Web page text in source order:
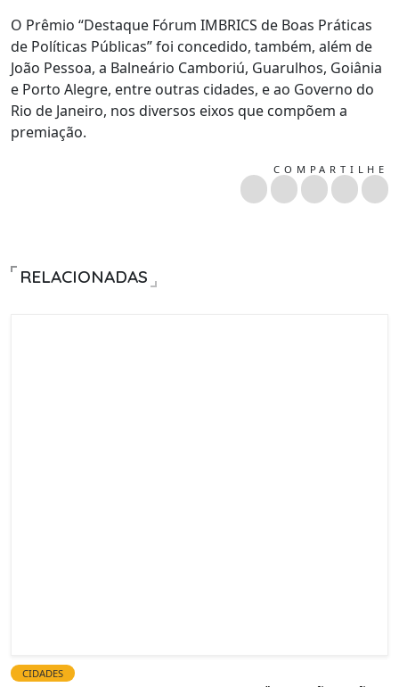
O Prêmio “Destaque Fórum IMBRICS de Boas Práticas
de Políticas Públicas” foi concedido, também, além de
João Pessoa, a Balneário Camboriú, Guarulhos, Goiânia
e Porto Alegre, entre outras cidades, e ao Governo do
Rio de Janeiro, nos diversos eixos que compõem a
premiação.
COMPARTILHE
RELACIONADAS
CIDADES